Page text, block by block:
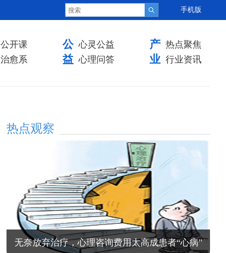
手机版
公开课
治愈系
公
益
心灵公益
心理问答
产
业
热点聚焦
行业资讯
热点观察
无奈放弃治疗，心理咨询费用太高成患者“心病”